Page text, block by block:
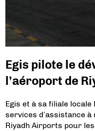
Egis pilote le
l’aéroport de
Egis et à sa filiale
services d’assistance à
Riyadh Airports pour